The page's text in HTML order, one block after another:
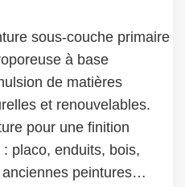
sous-couche primaire
à base
de matières
et renouvelables.
pour une finition
placo, enduits, bois,
peintures…